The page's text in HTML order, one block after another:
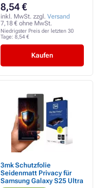
8,54 €
inkl. MwSt. zzgl. Versand
7,18 € ohne MwSt.
Niedrigster Preis der letzten 30
Tage: 8,54 €
Kaufen
3mk Schutzfolie
Seidenmatt Privacy für
Samsung Galaxy S25 Ultra